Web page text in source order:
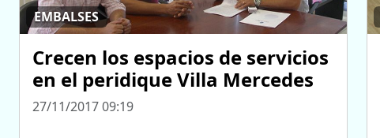
EMBALSES
Crecen los espacios de servicios
en el peridique Villa Mercedes
27/11/2017 09:19